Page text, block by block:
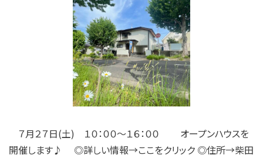
７月２７日(土) １０：００～１６：００ オープンハウスを
開催します♪ ◎詳しい情報→ここをクリック ◎住所→柴田